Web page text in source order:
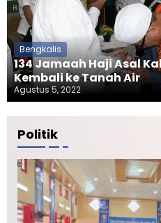
Bengkalis
134 Jamaah Haji Asal
Kembali ke Tanah Air
Agustus 5, 2022
Politik